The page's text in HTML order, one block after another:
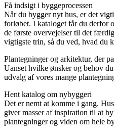
Få indsigt i byggeprocessen
Når du bygger nyt hus, er det
forløbet. I kataloget får du derfor
de første overvejelser til det
vigtigste trin, så du ved, hvad du
Plantegninger og arkitektur, der
Uanset hvilke ønsker og behov
udvalg af vores mange
Hent katalog om nybyggeri
Det er nemt at komme i gang.
giver masser af inspiration til at
plantegninger og viden om hele